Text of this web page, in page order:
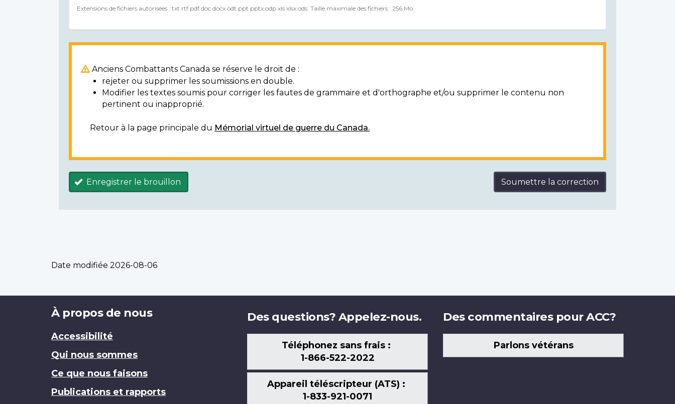
Extensions de fichiers autorisées : txt rtf pdf doc docx odt ppt pptx odp xls xlsx ods. Taille maximale des fichiers : 256 Mo.
Anciens Combattants Canada se réserve le droit de :
rejeter ou supprimer les soumissions en double.
Modifier les textes soumis pour corriger les fautes de grammaire et d'orthographe et/ou supprimer le contenu non
pertinent ou inapproprié.
Retour à la page principale du Mémorial virtuel de guerre du Canada.
Enregistrer le brouillon Soumettre la correction
Date modifiée 2026-08-06
Brand
À propos de nous
Accessibilité
Qui nous sommes
Ce que nous faisons
Publications et rapports
Des questions? Appelez-nous.
Téléphonez sans frais :
1-866-522-2022
Appareil téléscripteur (ATS) :
1-833-921-0071
Des commentaires pour ACC?
Parlons vétérans